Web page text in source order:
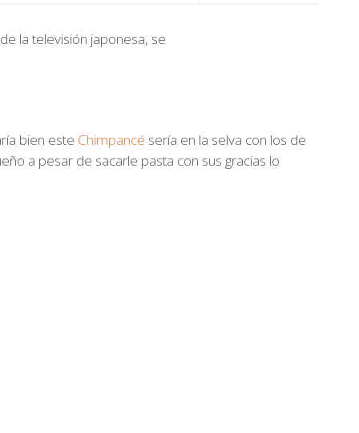
la televisión japonesa, se
bien este Chimpancé sería en la selva con los de
a pesar de sacarle pasta con sus gracias lo